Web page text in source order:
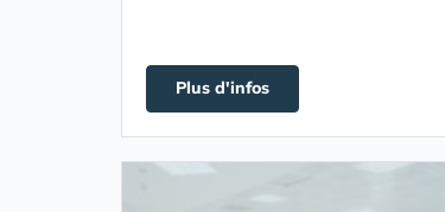
Plus d'infos